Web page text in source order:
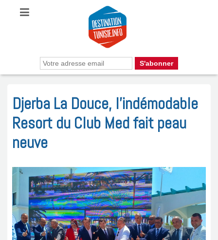
Djerba La Douce, l’indémodable
Resort du Club Med fait peau
neuve